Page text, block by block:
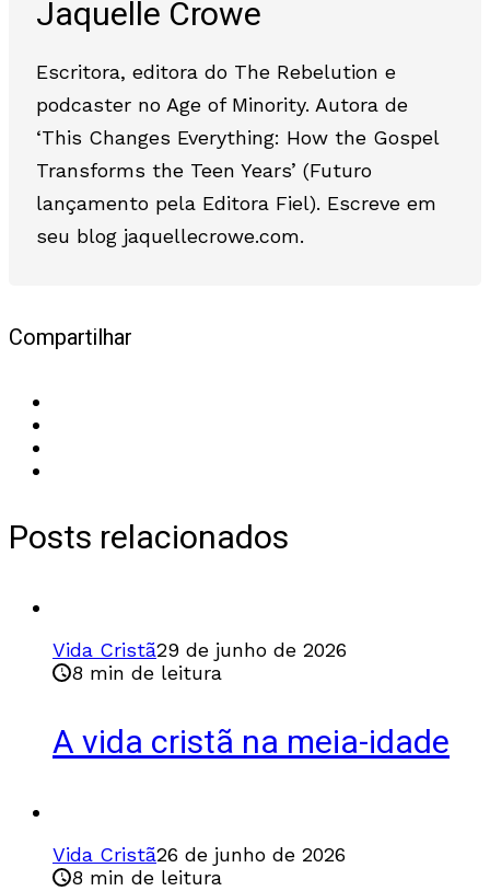
Jaquelle Crowe
Escritora, editora do The Rebelution e
podcaster no Age of Minority. Autora de
‘This Changes Everything: How the Gospel
Transforms the Teen Years’ (Futuro
lançamento pela Editora Fiel). Escreve em
seu blog jaquellecrowe.com.
Compartilhar
Posts relacionados
Vida Cristã29 de junho de 2026
8 min de leitura
A vida cristã na meia-idade
Vida Cristã26 de junho de 2026
8 min de leitura